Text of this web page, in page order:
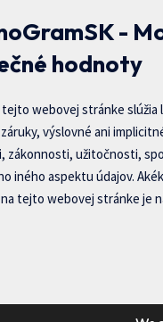
-
hodnoty
webovej stránke slúžia
výslovné ani
zákonnosti, užitočnosti,
iného aspektu údajov.
tejto webovej stránke je